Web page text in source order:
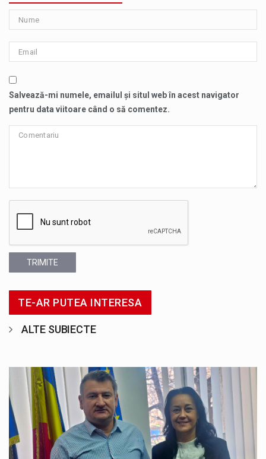
Salvează-mi numele, emailul și situl web în acest navigator
pentru data viitoare când o să comentez.
TRIMITE
TE-AR PUTEA INTERESA
ALTE SUBIECTE